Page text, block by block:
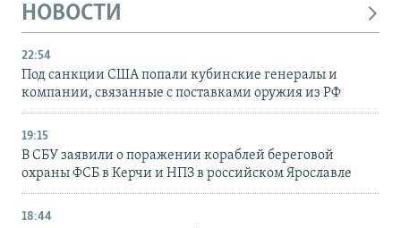
НОВОСТИ
22:54
Под санкции США попали кубинские генералы и
компании, связанные с поставками оружия из РФ
19:15
В СБУ заявили о поражении кораблей береговой
охраны ФСБ в Керчи и НПЗ в российском Ярославле
18:44